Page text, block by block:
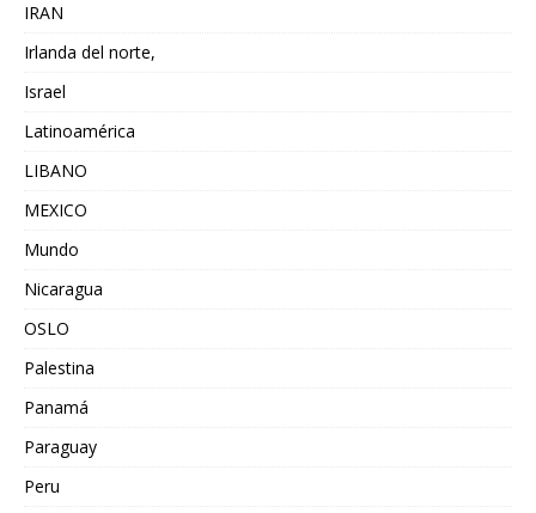
IRAN
Irlanda del norte,
Israel
Latinoamérica
LIBANO
MEXICO
Mundo
Nicaragua
OSLO
Palestina
Panamá
Paraguay
Peru